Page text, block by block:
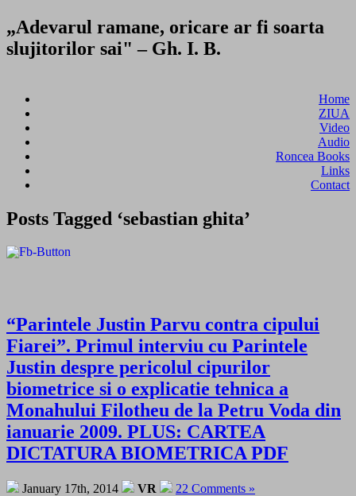
„Adevarul ramane, oricare ar fi soarta
slujitorilor sai" – Gh. I. B.
Home
ZIUA
Video
Audio
Roncea Books
Links
Contact
Posts Tagged ‘sebastian ghita’
“Parintele Justin Parvu contra cipului
Fiarei”. Primul interviu cu Parintele
Justin despre pericolul cipurilor
biometrice si o explicatie tehnica a
Monahului Filotheu de la Petru Voda din
ianuarie 2009. PLUS: CARTEA
DICTATURA BIOMETRICA PDF
January 17th, 2014 VR 22 Comments »